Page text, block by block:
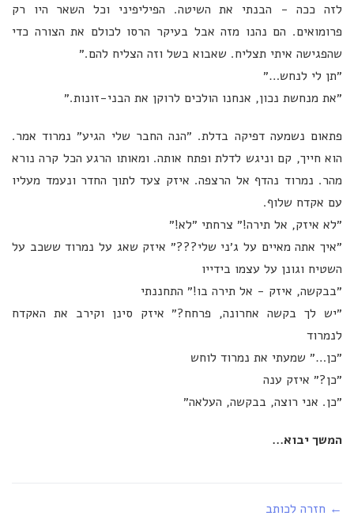
לזה ככה - הבנתי את השיטה. הפיליפיני וכל השאר היו רק
פרומואים. הם נהנו מזה אבל בעיקר הרסו לכולם את הצורה כדי
שהפגישה איתי תצליח. שאבוא בשל וזה הצליח להם.״
״תן לי לנחש…״
״את מנחשת נכון, אנחנו הולכים לרוקן את הבני-זונות.״
פתאום נשמעה דפיקה בדלת. ״הנה החבר שלי הגיע״ נמרוד אמר.
הוא חייך, קם וניגש לדלת ופתח אותה. ומאותו הרגע הכל קרה נורא
מהר. נמרוד נהדף אל הרצפה. איזק צעד לתוך החדר ונעמד מעליו
עם אקדח שלוף.
״לא איזק, אל תירה!״ צרחתי ״לא!״
״איך אתה מאיים על ג׳ני שלי???״ איזק שאג על נמרוד ששכב על
השטיח וגונן על עצמו בידייו
״בבקשה, איזק - אל תירה בו!״ התחננתי
״יש לך בקשה אחרונה, פרחח?״ איזק סינן וקירב את האקדח
לנמרוד
״כן…״ שמעתי את נמרוד לוחש
״כן?״ איזק ענה
״כן. אני רוצה, בבקשה, העלאה״
המשך יבוא...
← חזרה לכותב